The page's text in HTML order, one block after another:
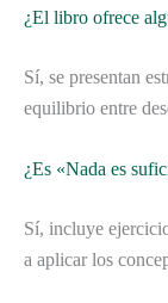
¿El libro ofrece
Sí, se presentan
equilibrio entre
¿Es «Nada es
Sí, incluye
a aplicar los